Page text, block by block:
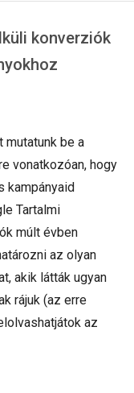
konverziók
be a
vonatkozóan, hogy
kampányaid
Tartalmi
múlt évben
az olyan
akik látták ugyan
rájuk (az erre
az